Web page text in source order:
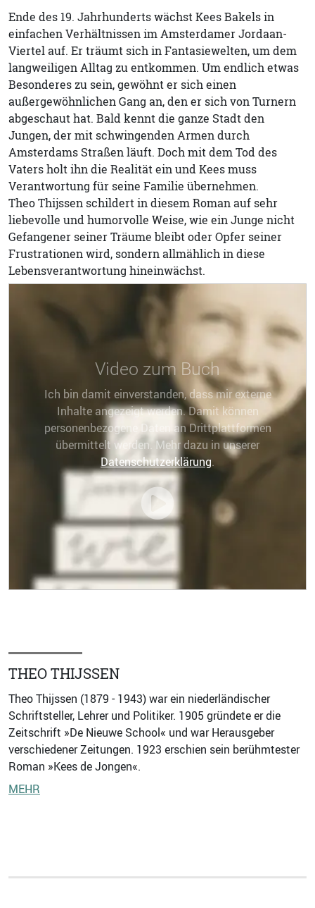
Ende des 19. Jahrhunderts wächst Kees Bakels in
einfachen Verhältnissen im Amsterdamer Jordaan-
Viertel auf. Er träumt sich in Fantasiewelten, um dem
langweiligen Alltag zu entkommen. Um endlich etwas
Besonderes zu sein, gewöhnt er sich einen
außergewöhnlichen Gang an, den er sich von Turnern
abgeschaut hat. Bald kennt die ganze Stadt den
Jungen, der mit schwingenden Armen durch
Amsterdams Straßen läuft. Doch mit dem Tod des
Vaters holt ihn die Realität ein und Kees muss
Verantwortung für seine Familie übernehmen.
Theo Thijssen schildert in diesem Roman auf sehr
liebevolle und humorvolle Weise, wie ein Junge nicht
Gefangener seiner Träume bleibt oder Opfer seiner
Frustrationen wird, sondern allmählich in diese
Lebensverantwortung hineinwächst.
Video zum Buch
Ich bin damit einverstanden, dass mir externe
Inhalte angezeigt werden. Damit können
personenbezogene Daten an Drittplattformen
übermittelt werden. Mehr dazu in unserer
Datenschutzerklärung.
THEO THIJSSEN
Theo Thijssen (1879 - 1943) war ein niederländischer
Schriftsteller, Lehrer und Politiker. 1905 gründete er die
Zeitschrift »De Nieuwe School« und war Herausgeber
verschiedener Zeitungen. 1923 erschien sein berühmtester
Roman »Kees de Jongen«.
MEHR